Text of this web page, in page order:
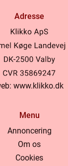
Adresse
www.klikko.dk
Menu
Annoncering
Om os
Cookies